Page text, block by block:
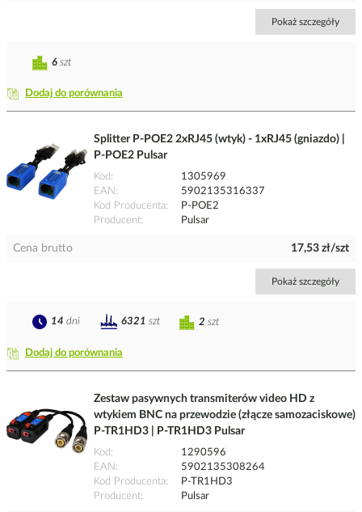
Pokaż szczegóły
Dodaj do porównania
6 szt
Splitter P-POE2 2xRJ45 (wtyk) - 1xRJ45 (gniazdo) |
P-POE2 Pulsar
Kod
1305969
EAN
5902135316337
Kod Producenta
P-POE2
Producent
Pulsar
Cena brutto 17,53 zł/szt
Pokaż szczegóły
Dodaj do porównania
2 szt
14 dni 6321 szt
Zestaw pasywnych transmiterów video HD z
wtykiem BNC na przewodzie (złącze samozaciskowe)
P-TR1HD3 | P-TR1HD3 Pulsar
Kod
1290596
EAN
5902135308264
Kod Producenta
P-TR1HD3
Producent
Pulsar